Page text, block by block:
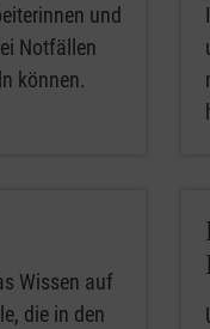
und
Notfällen
können.
Wissen auf
die in den